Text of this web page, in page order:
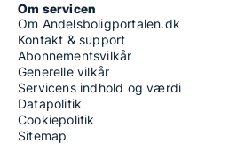
Om servicen
Om Andelsboligportalen.dk
Kontakt & support
Abonnementsvilkår
Generelle vilkår
Servicens indhold og værdi
Datapolitik
Cookiepolitik
Sitemap